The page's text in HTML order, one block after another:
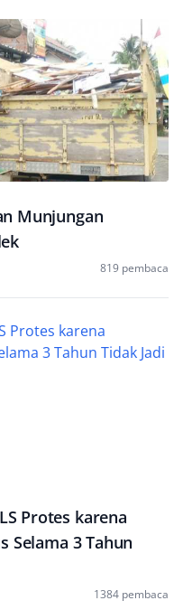
Munjungan
819 pembaca
Protes karena
Selama 3 Tahun
1384 pembaca